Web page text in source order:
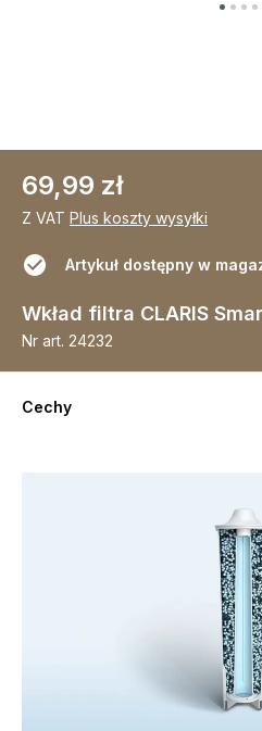
69,99 zł
Z VAT Plus koszty wysyłki
Artykuł dostępny w
Wkład filtra CLARIS
Nr art. 24232
Cechy